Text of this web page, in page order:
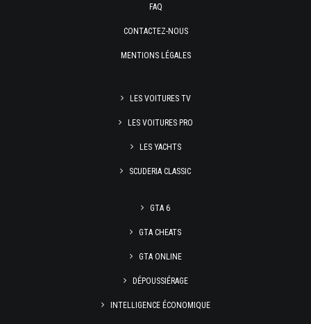
FAQ
CONTACTEZ-NOUS
MENTIONS LÉGALES
LES VOITURES TV
LES VOITURES PRO
LES YACHTS
SCUDERIA CLASSIC
GTA 6
GTA CHEATS
GTA ONLINE
DÉPOUSSIÉRAGE
INTELLIGENCE ÉCONOMIQUE